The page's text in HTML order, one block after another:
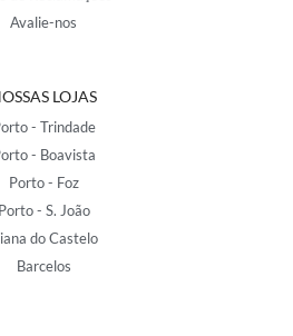
Avalie-nos
LOJAS
- Trindade
- Boavista
Porto - Foz
Porto - S. João
do Castelo
Barcelos